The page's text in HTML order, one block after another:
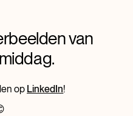
van
op LinkedIn!